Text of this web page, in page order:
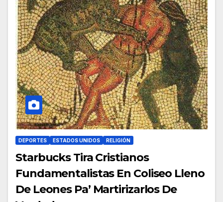
DEPORTES ESTADOS UNIDOS RELIGIÓN
Starbucks Tira Cristianos
Fundamentalistas En Coliseo Lleno
De Leones Pa’ Martirizarlos De